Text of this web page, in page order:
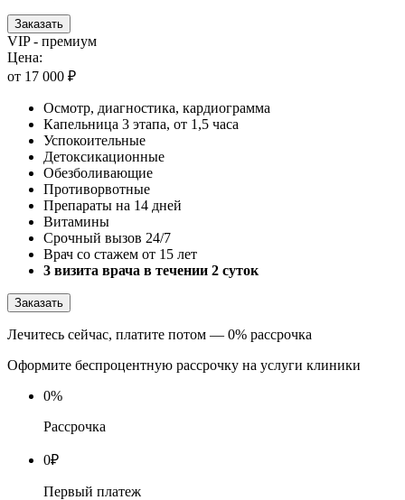
Заказать
VIP - премиум
Цена:
от 17 000 ₽
Осмотр, диагностика, кардиограмма
Капельница 3 этапа, от 1,5 часа
Успокоительные
Детоксикационные
Обезболивающие
Противорвотные
Препараты на 14 дней
Витамины
Срочный вызов 24/7
Врач со стажем от 15 лет
3 визита врача в течении 2 суток
Заказать
Лечитесь сейчас, платите потом — 0% рассрочка
Оформите беспроцентную рассрочку на услуги клиники
0%
Рассрочка
0₽
Первый платеж